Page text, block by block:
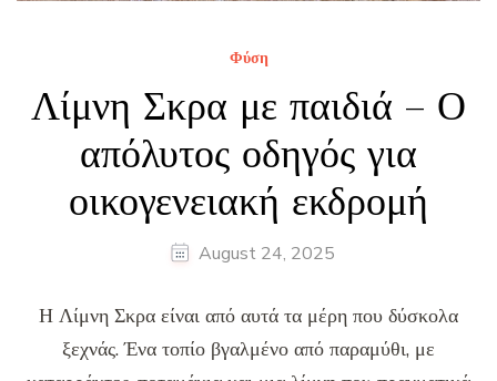
Φύση
Λίμνη Σκρα με παιδιά – Ο
απόλυτος οδηγός για
οικογενειακή εκδρομή
August 24, 2025
Η Λίμνη Σκρα είναι από αυτά τα μέρη που δύσκολα
ξεχνάς. Ένα τοπίο βγαλμένο από παραμύθι, με